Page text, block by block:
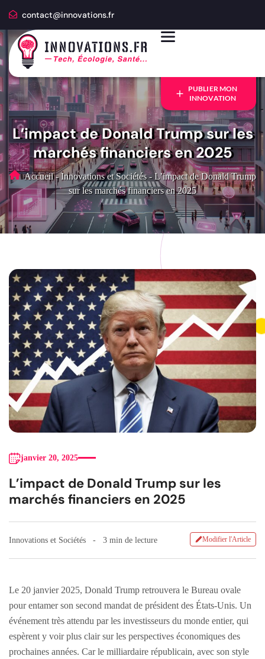
contact@innovations.fr
PUBLIER MON
INNOVATION
L’impact de Donald Trump sur les
marchés financiers en 2025
Accueil - Innovations et Sociétés - L’impact de Donald Trump
sur les marchés financiers en 2025
janvier 20, 2025
L’impact de Donald Trump sur les
marchés financiers en 2025
Innovations et Sociétés 3 min de lecture Modifier l'Article
Le 20 janvier 2025, Donald Trump retrouvera le Bureau ovale
pour entamer son second mandat de président des États-Unis. Un
événement très attendu par les investisseurs du monde entier, qui
espèrent y voir plus clair sur les perspectives économiques des
prochaines années. Car le milliardaire républicain, avec son style